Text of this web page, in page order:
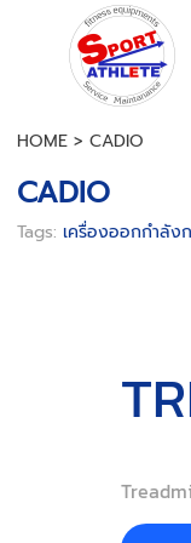
HOME> CADIO
CADIO
Tags: เครื่องออกกำลัง